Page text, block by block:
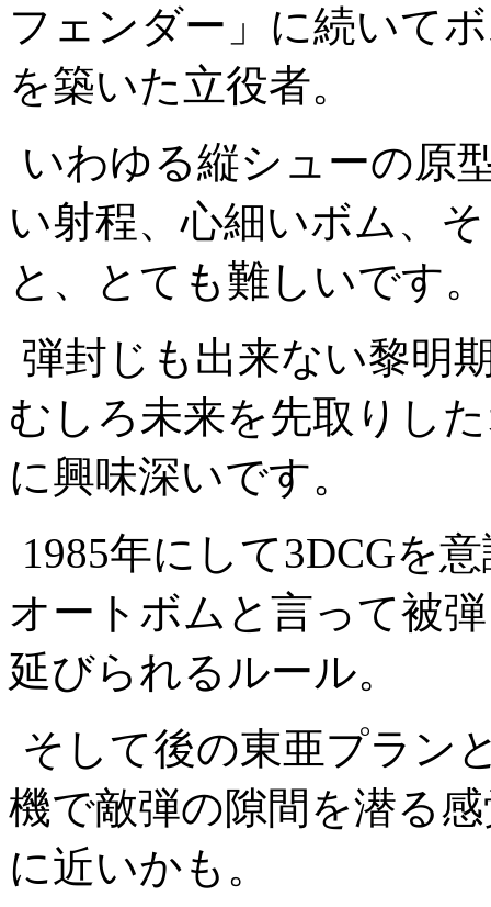
フェンダー」に続いて
を築いた立役者。
いわゆる縦シューの原
い射程、心細いボム、
と、とても難しいです。
弾封じも出来ない黎明
むしろ未来を先取りし
に興味深いです。
1985年にして3DCGを
オートボムと言って被
延びられるルール。
そして後の東亜プラン
機で敵弾の隙間を潜る
に近いかも。